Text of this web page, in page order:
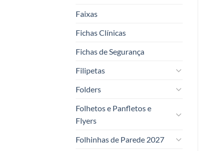
Faixas
Fichas Clínicas
Fichas de Segurança
Filipetas
Folders
Folhetos e Panfletos e
Flyers
Folhinhas de Parede 2027